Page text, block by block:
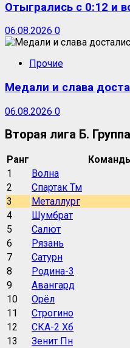
Отыгрались с 0:12 и
06.08.2026 0
Прочие
Медали и слава
06.08.2026 0
Вторая лига Б.
Ранг
1
Волна
2
Спартак Тм
3
Металлург
4
Шумбрат
5
Салют
6
Рязань
7
Сатурн
8
Родина-3
9
Авангард
10
Орёл
11
Строгино
12
СКА-2 Хб
13
Зенит Пн